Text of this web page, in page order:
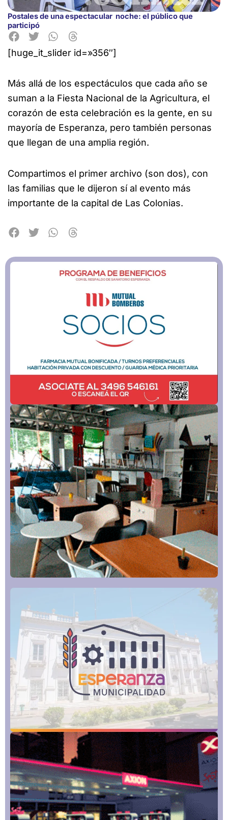
Postales de una espectacular noche: el público que
participó
[huge_it_slider id=»356″]
Más allá de los espectáculos que cada año se
suman a la Fiesta Nacional de la Agricultura, el
corazón de esta celebración es la gente, en su
mayoría de Esperanza, pero también personas
que llegan de una amplia región.
Compartimos el primer archivo (son dos), con
las familias que le dijeron sí al evento más
importante de la capital de Las Colonias.